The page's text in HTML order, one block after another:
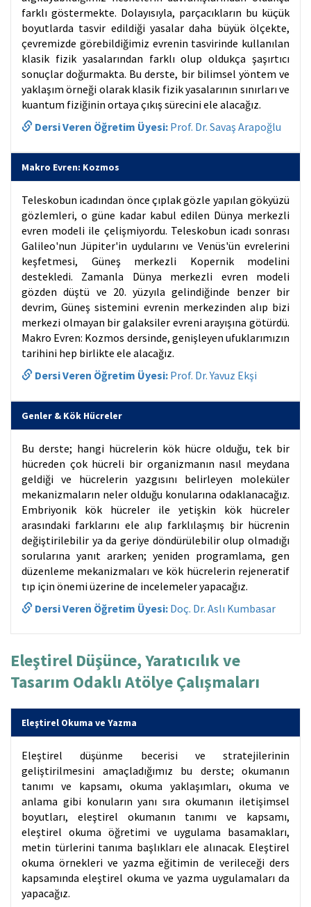
farklı göstermekte. Dolayısıyla, parçacıkların bu küçük
boyutlarda tasvir edildiği yasalar daha büyük ölçekte,
çevremizde görebildiğimiz evrenin tasvirinde kullanılan
klasik fizik yasalarından farklı olup oldukça şaşırtıcı
sonuçlar doğurmakta. Bu derste, bir bilimsel yöntem ve
yaklaşım örneği olarak klasik fizik yasalarının sınırları ve
kuantum fiziğinin ortaya çıkış sürecini ele alacağız.
Dersi Veren Öğretim Üyesi: Prof. Dr. Savaş Arapoğlu
Makro Evren: Kozmos
Teleskobun icadından önce çıplak gözle yapılan gökyüzü
gözlemleri, o güne kadar kabul edilen Dünya merkezli
evren modeli ile çelişmiyordu. Teleskobun icadı sonrası
Galileo'nun Jüpiter'in uydularını ve Venüs'ün evrelerini
keşfetmesi, Güneş merkezli Kopernik modelini
destekledi. Zamanla Dünya merkezli evren modeli
gözden düştü ve 20. yüzyıla gelindiğinde benzer bir
devrim, Güneş sistemini evrenin merkezinden alıp bizi
merkezi olmayan bir galaksiler evreni arayışına götürdü.
Makro Evren: Kozmos dersinde, genişleyen ufuklarımızın
tarihini hep birlikte ele alacağız.
Dersi Veren Öğretim Üyesi: Prof. Dr. Yavuz Ekşi
Genler & Kök Hücreler
Bu derste; hangi hücrelerin kök hücre olduğu, tek bir
hücreden çok hücreli bir organizmanın nasıl meydana
geldiği ve hücrelerin yazgısını belirleyen moleküler
mekanizmaların neler olduğu konularına odaklanacağız.
Embriyonik kök hücreler ile yetişkin kök hücreler
arasındaki farklarını ele alıp farklılaşmış bir hücrenin
değiştirilebilir ya da geriye döndürülebilir olup olmadığı
sorularına yanıt ararken; yeniden programlama, gen
düzenleme mekanizmaları ve kök hücrelerin rejeneratif
tıp için önemi üzerine de incelemeler yapacağız.
Dersi Veren Öğretim Üyesi: Doç. Dr. Aslı Kumbasar
Eleştirel Düşünce, Yaratıcılık ve
Tasarım Odaklı Atölye Çalışmaları
Eleştirel Okuma ve Yazma
Eleştirel düşünme becerisi ve stratejilerinin
geliştirilmesini amaçladığımız bu derste; okumanın
tanımı ve kapsamı, okuma yaklaşımları, okuma ve
anlama gibi konuların yanı sıra okumanın iletişimsel
boyutları, eleştirel okumanın tanımı ve kapsamı,
eleştirel okuma öğretimi ve uygulama basamakları,
metin türlerini tanıma başlıkları ele alınacak. Eleştirel
okuma örnekleri ve yazma eğitimin de verileceği ders
kapsamında eleştirel okuma ve yazma uygulamaları da
yapacağız.